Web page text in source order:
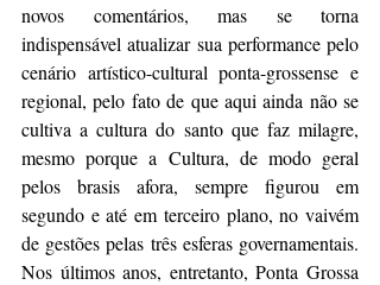
novos comentários, mas se torna
indispensável atualizar sua performance pelo
cenário artístico-cultural ponta-grossense e
regional, pelo fato de que aqui ainda não se
cultiva a cultura do santo que faz milagre,
mesmo porque a Cultura, de modo geral
pelos brasis afora, sempre figurou em
segundo e até em terceiro plano, no vaivém
de gestões pelas três esferas governamentais.
Nos últimos anos, entretanto, Ponta Grossa